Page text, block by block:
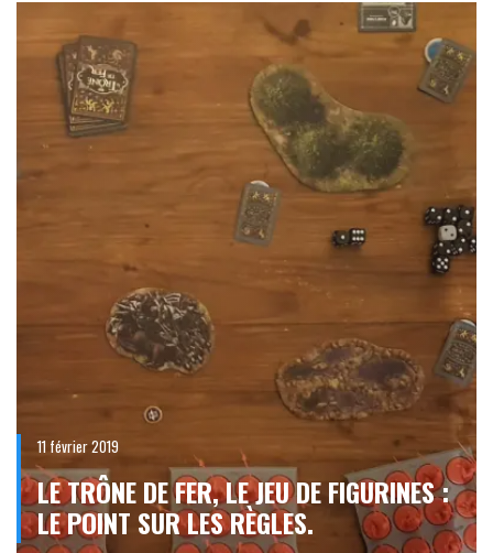
11 février 2019
LE TRÔNE DE FER, LE JEU DE FIGURINES :
LE POINT SUR LES RÈGLES.